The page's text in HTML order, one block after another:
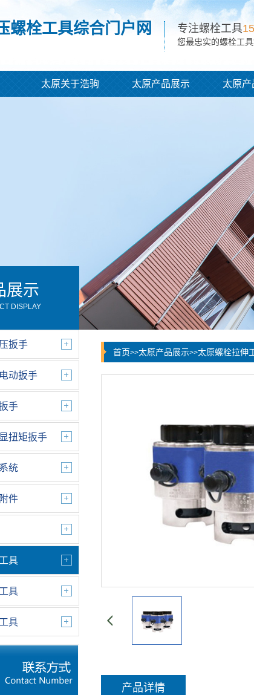
螺栓工具综合门户网 专注螺栓工具15
您最忠实的螺栓工
太原关于浩驹 太原产品展示 太原产
展示
DISPLAY
扳手
动扳手
手
扭矩扳手
统
件
具
具
具
首页>>太原产品展示>>太原螺栓拉伸
产品详情